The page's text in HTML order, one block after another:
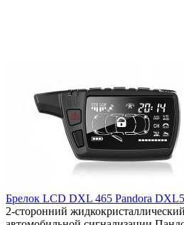
Брелок LCD DXL 465 Pandora
2-сторонний